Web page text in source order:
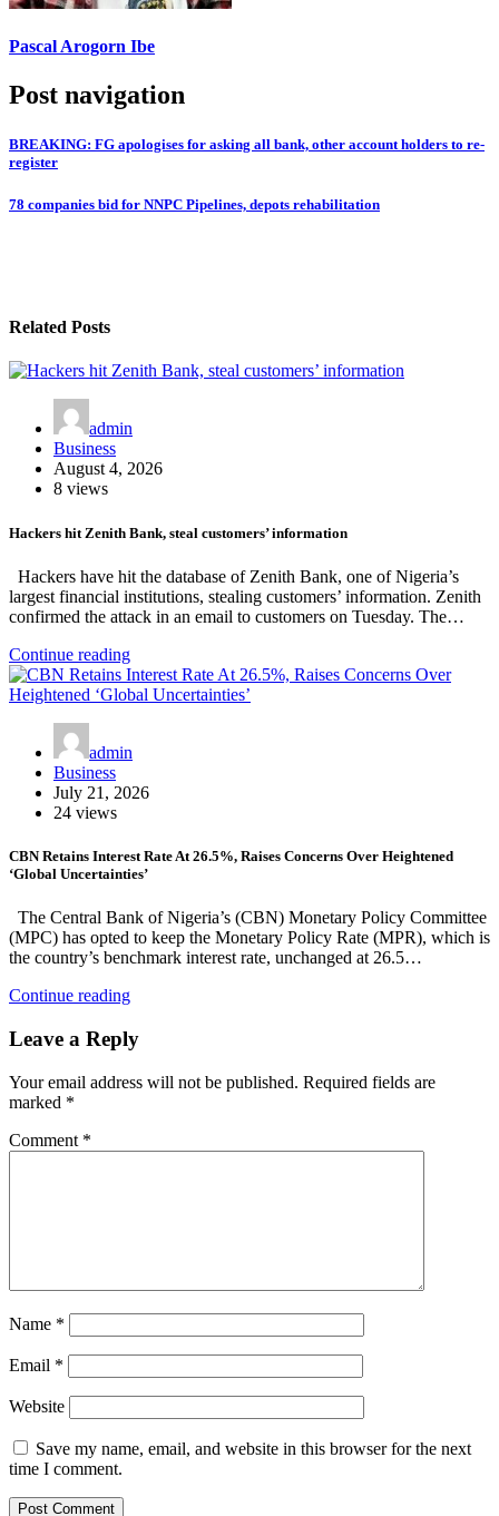
Pascal Arogorn Ibe
Post navigation
BREAKING: FG apologises for asking all bank, other account holders to re-
register
78 companies bid for NNPC Pipelines, depots rehabilitation
Related Posts
admin
Business
August 4, 2026
8 views
Hackers hit Zenith Bank, steal customers’ information
Hackers have hit the database of Zenith Bank, one of Nigeria’s
largest financial institutions, stealing customers’ information. Zenith
confirmed the attack in an email to customers on Tuesday. The…
Continue reading
admin
Business
July 21, 2026
24 views
CBN Retains Interest Rate At 26.5%, Raises Concerns Over Heightened
‘Global Uncertainties’
The Central Bank of Nigeria’s (CBN) Monetary Policy Committee
(MPC) has opted to keep the Monetary Policy Rate (MPR), which is
the country’s benchmark interest rate, unchanged at 26.5…
Continue reading
Leave a Reply
Your email address will not be published. Required fields are
marked *
Comment *
Name *
Email *
Website
Save my name, email, and website in this browser for the next
time I comment.